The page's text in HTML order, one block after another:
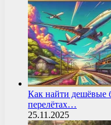
Как найти дешёвые
перелётах…
25.11.2025